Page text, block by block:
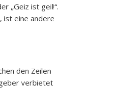
„Geiz ist geil!“.
ist eine andere
den Zeilen
verbietet